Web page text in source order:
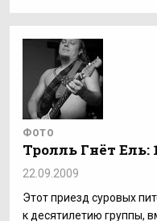
ФОТО
Тролль Гнёт Ель:
22.09.2009
Этот приезд суровых
к десятилетию группы,